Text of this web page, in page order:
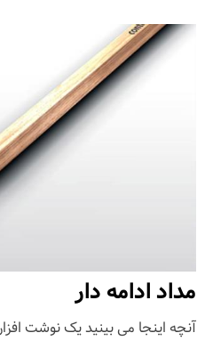
مداد ادامه دار
آنچه اینجا می بینید یک نوشت